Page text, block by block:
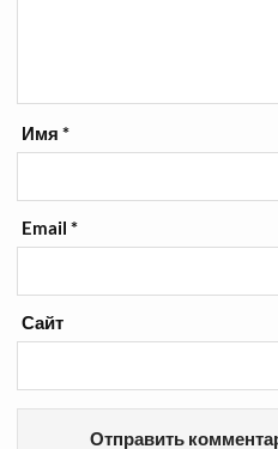
Имя*
Email*
Сайт